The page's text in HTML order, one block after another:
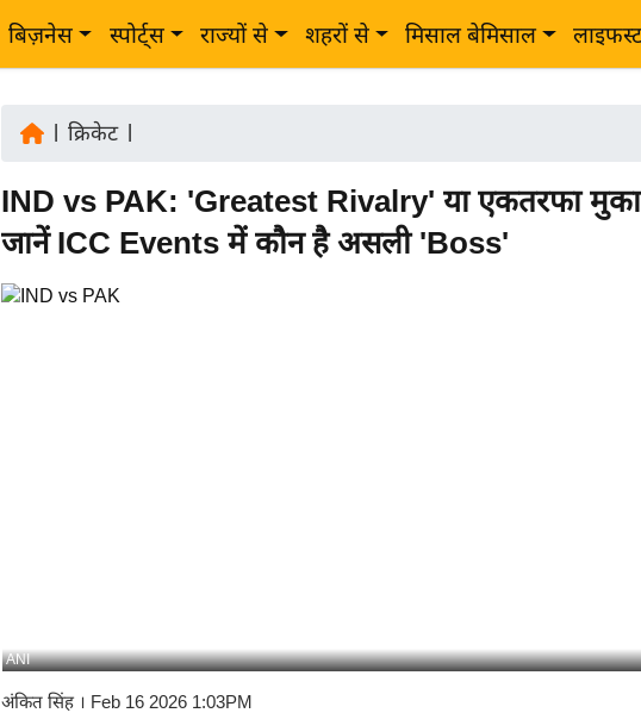
बिज़नेस स्पोर्ट्स राज्यों से शहरों से मिसाल बेमिसाल
क्रिकेट|
IND vs PAK: 'Greatest Rivalry' या एकतरफा
जानें ICC Events में कौन है असली 'Boss'
ANI
अंकित सिंह। Feb 16 2026 1:03PM